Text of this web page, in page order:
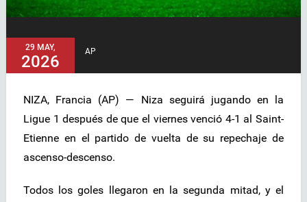
29 MAY,
2026
AP
NIZA, Francia (AP) — Niza seguirá jugando en la
Ligue 1 después de que el viernes venció 4-1 al Saint-
Etienne en el partido de vuelta de su repechaje de
ascenso-descenso.
Todos los goles llegaron en la segunda mitad, y el